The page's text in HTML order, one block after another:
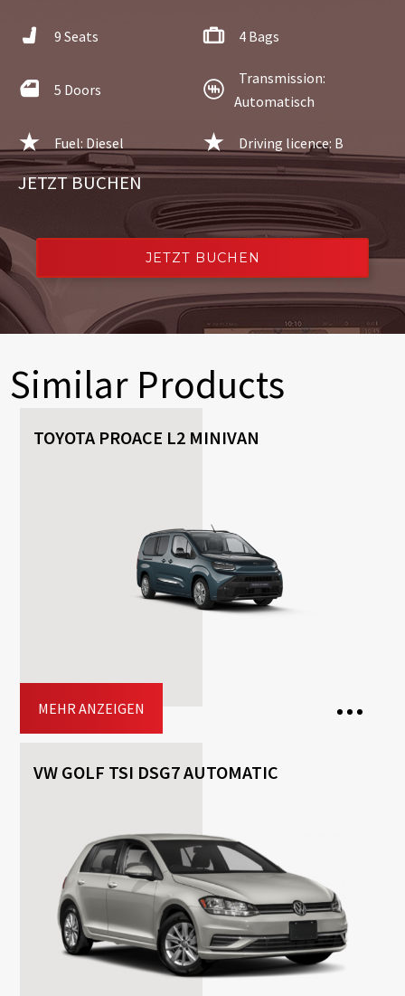
9 Seats 4 Bags
5 Doors
Transmission:
Automatisch
Fuel: Diesel Driving licence: B
JETZT BUCHEN
JETZT BUCHEN
Similar Products
TOYOTA PROACE L2 MINIVAN
MEHR ANZEIGEN
5 Doors
Transmission: Manuell
Fuel: Benzin
Driving licence: B
Jetzt buchen
VW GOLF TSI DSG7 AUTOMATIC